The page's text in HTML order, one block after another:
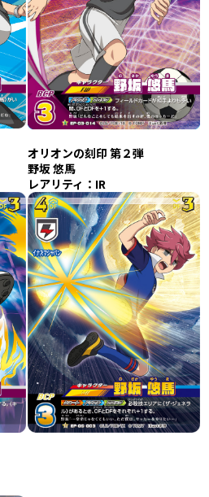
オリオンの刻印 第２弾
野坂 悠馬
レアリティ：IR